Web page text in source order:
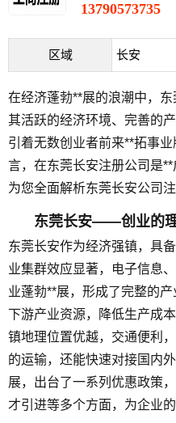
13790573735
区域 长安
在经济蓬勃**展的浪潮中，
其活跃的经济环境、完善的
引着无数创业者前来**拓事
言，在东莞长安注册公司是
为您全面解析东莞长安公司注
东莞长安——创业的
东莞长安作为经济强镇，具
业集群效应显著，电子信息
业蓬勃**展，形成了完整的
下游产业资源，降低生产成
镇地理位置优越，交通便利
的运输，还能快速对接国内
展，出台了一系列优惠政策
才引进等多个方面，为企业